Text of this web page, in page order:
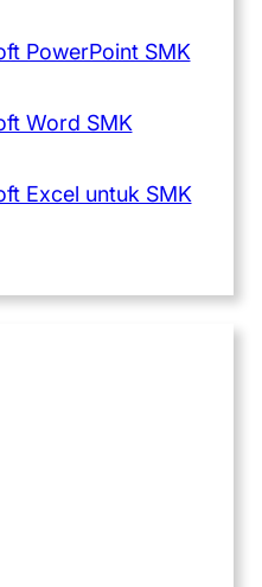
PowerPoint SMK
Word SMK
Excel untuk SMK